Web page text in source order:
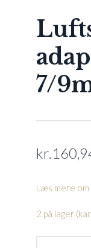
7/
kr.
Læs mere om
2 på lager